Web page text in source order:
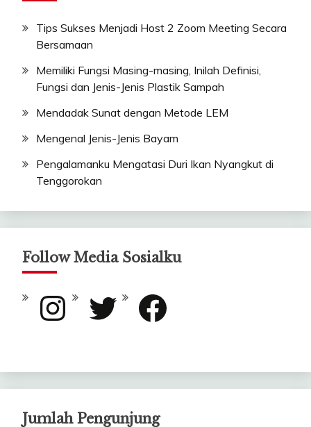
Tips Sukses Menjadi Host 2 Zoom Meeting Secara
Bersamaan
Memiliki Fungsi Masing-masing, Inilah Definisi,
Fungsi dan Jenis-Jenis Plastik Sampah
Mendadak Sunat dengan Metode LEM
Mengenal Jenis-Jenis Bayam
Pengalamanku Mengatasi Duri Ikan Nyangkut di
Tenggorokan
Follow Media Sosialku
Instagram Twitter Facebook
Jumlah Pengunjung